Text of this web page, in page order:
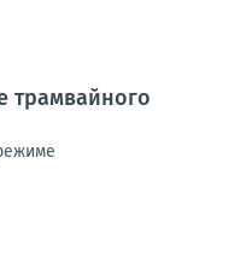
трамвайного